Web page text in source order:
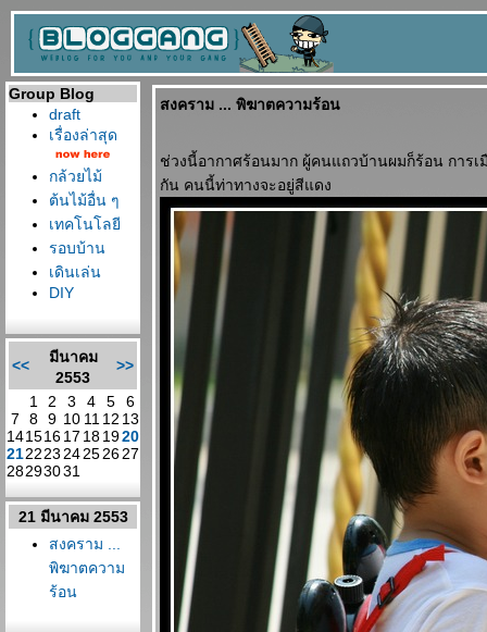
Group Blog
draft
เรื่องล่าสุด
กล้วยไม้
ต้นไม้อื่น ๆ
เทคโนโลยี
รอบบ้าน
เดินเล่น
DIY
<<
มีนาคม
2553
>>
1 2 3 4 5
6
7
8 9 10 11 12 13
14151617 181920
212223 24252627
28293031
21 มีนาคม 2553
สงคราม ...
พิฆาตความ
ร้อน
สงคราม ... พิฆาตความร้อน
ช่วงนี้อากาศร้อนมาก ผู้คนแถวบ้านผมก็ร้อน การ
กัน คนนี้ท่าทางจะอยู่สีแดง